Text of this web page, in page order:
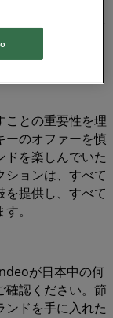
を提供できるこ
に最高の価格で
ーを提供するこ
ことの重要性を理
ーのオファーを慎
ドを楽しんでいた
ションは、すべて
を提供し、すべて
。
が日本中の何
確認ください。節
ンドを手に入れた